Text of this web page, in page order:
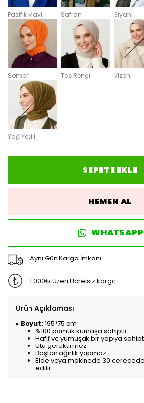
Pasifik Mavi Safran Siyah
Somon Taş Rengi Vizon
Yağ Yeşili
SEPETE EKLE
HEMEN AL
WHATSAPP
Aynı Gün Kargo İmkanı
1.000₺ Üzeri Ücretsiz kargo
Ürün Açıklaması
▸ Boyut:195*75 cm
%100 pamuk kumaşa sahiptir.
Hafif ve yumuşak bir yapıya
Ütü gerektirmez.
Baştan ağırlık yapmaz.
Elde veya makinede 30
edilir.